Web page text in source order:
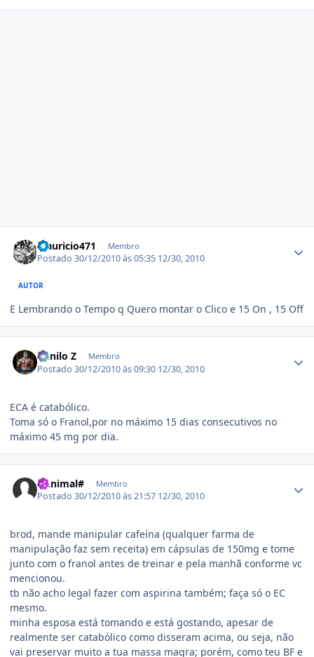
Mauricio471 Membro
Postado30/12/2010 às 05:35 12/30, 2010
AUTOR
E Lembrando o Tempo q Quero montar o Clico e 15 On , 15 Off
Danilo Z Membro
Postado30/12/2010 às 09:30 12/30, 2010
ECA é catabólico.
Toma só o Franol,por no máximo 15 dias consecutivos no
máximo 45 mg por dia.
#Animal# Membro
Postado30/12/2010 às 21:57 12/30, 2010
brod, mande manipular cafeína (qualquer farma de
manipulação faz sem receita) em cápsulas de 150mg e tome
junto com o franol antes de treinar e pela manhã conforme vc
mencionou.
tb não acho legal fazer com aspirina também; faça só o EC
mesmo.
minha esposa está tomando e está gostando, apesar de
realmente ser catabólico como disseram acima, ou seja, não
vai preservar muito a tua massa magra; porém, como teu BF e